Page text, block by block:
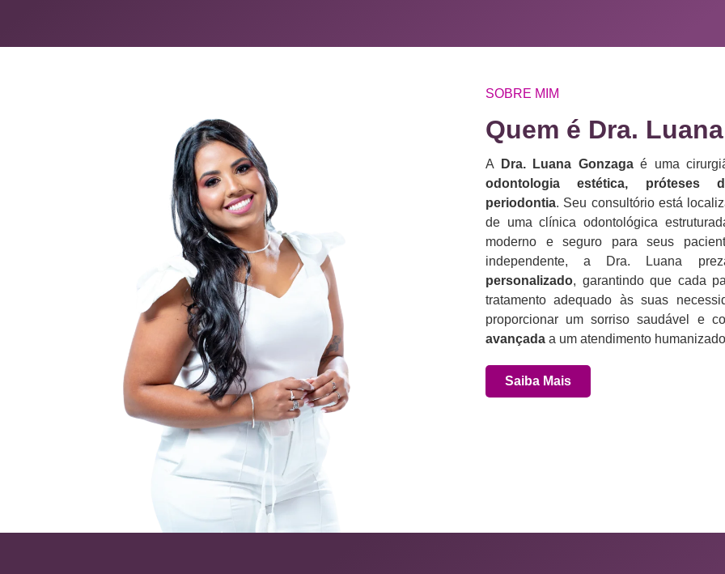
SOBRE MIM
Quem é Dra.
A Dra. Luana Gonzagaé uma
odontologia estética, próteses
periodontia. Seu consultório está
de uma clínica odontológica
moderno e seguro para seus
independente, a Dra. Luana
personalizado, garantindo que cada
tratamento adequado às suas
proporcionar um sorriso saudável e
avançada a um atendimento
Saiba Mais